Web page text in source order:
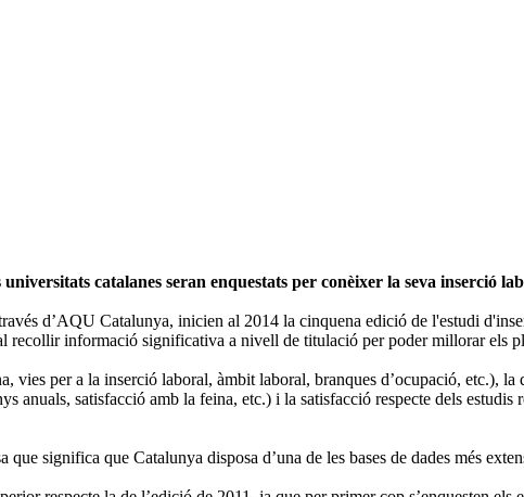
catalanes seran enquestats per conèixer la seva inserció
d’AQU Catalunya, inicien al 2014 la cinquena edició de l'estudi
informació significativa a nivell de titulació per poder millorar els
vies per a la inserció laboral, àmbit laboral, branques d’ocupació, etc.),
anuals, satisfacció amb la feina, etc.) i la satisfacció respecte dels estudis
significa que Catalunya disposa d’una de les bases de dades més